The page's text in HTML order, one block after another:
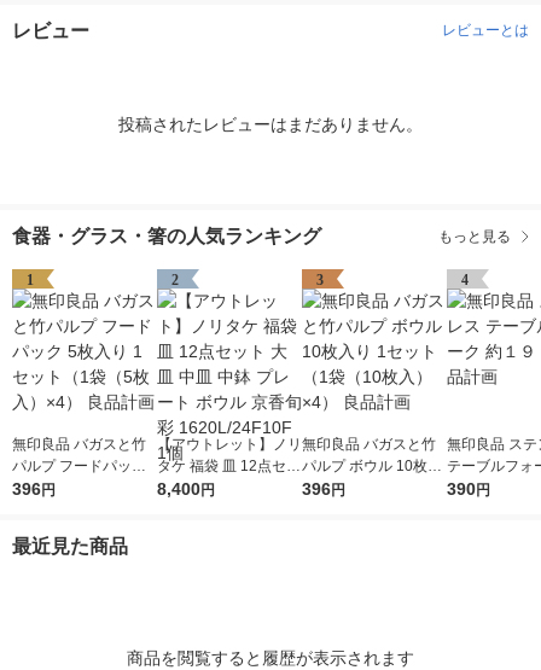
レビュー レビューとは
投稿されたレビューはまだありません。
食器・グラス・箸の人気ランキング もっと見る
1
無印良品 バガスと竹
パルプ フードパック
5枚入り 1セット（1袋
396円
2
【アウトレット】ノリ
タケ 福袋 皿 12点セッ
ト 大皿 中皿 中鉢 プレ
8,400円
3
無印良品 バガスと竹
パルプ ボウル 10枚入
り 1セット（1袋（10
396円
4
無印良品 ステ
テーブルフォ
１９ｃｍ 良品
390円
最近見た商品
商品を閲覧すると履歴が表示されます